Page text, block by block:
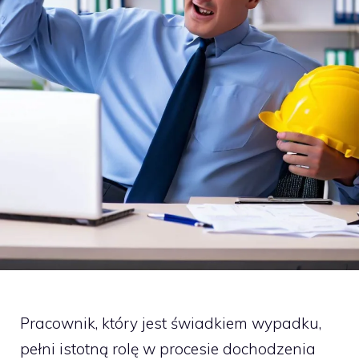
Pracownik, który jest świadkiem wypadku,
pełni istotną rolę w procesie dochodzenia